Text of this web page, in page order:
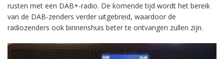
rusten met een DAB+-radio. De komende tijd wordt het bereik
van de DAB-zenders verder uitgebreid, waardoor de
radiozenders ook binnenshuis beter te ontvangen zullen zijn.